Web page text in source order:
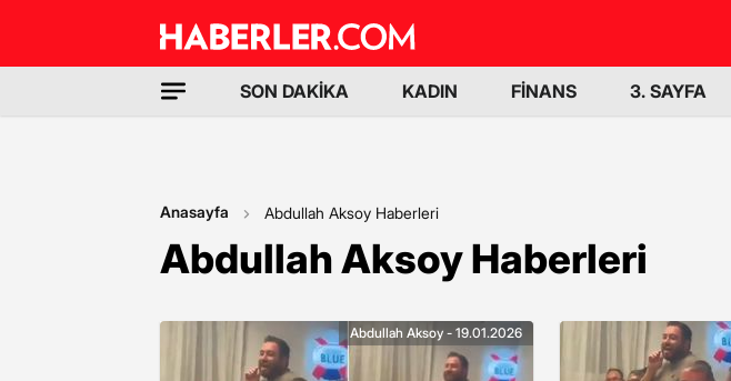
SON DAKİKA KADIN FİNANS 3. SAYFA
Anasayfa Abdullah Aksoy Haberleri
Abdullah Aksoy Haberleri
Abdullah Aksoy - 19.01.2026